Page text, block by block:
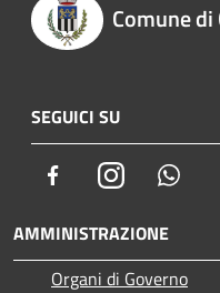
Comune
SEGUICI SU
FacebookInstagram
AMMINISTRAZIONE
Organi di Governo